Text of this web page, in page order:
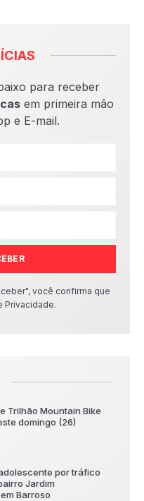
para receber
em primeira mão
e E-mail.
você confirma que
Privacidade.
Trilhão Mountain Bike
domingo (26)
por tráfico
Jardim
Barroso